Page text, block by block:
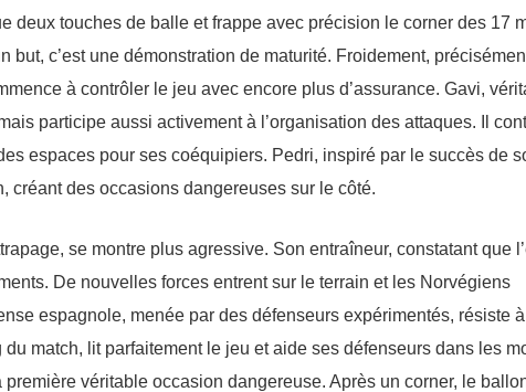
deux touches de balle et frappe avec précision le corner des 17
but, c’est une démonstration de maturité. Froidement,
à contrôler le jeu avec encore plus d’assurance. Gavi,
participe aussi activement à l’organisation des attaques. Il
espaces pour ses coéquipiers. Pedri, inspiré par le succès de
créant des occasions dangereuses sur le côté.
se montre plus agressive. Son entraîneur, constatant que
De nouvelles forces entrent sur le terrain et les Norvégiens
espagnole, menée par des défenseurs expérimentés, résiste
match, lit parfaitement le jeu et aide ses défenseurs dans les
véritable occasion dangereuse. Après un corner, le